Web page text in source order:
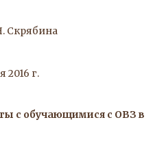
Скрябина
2016 г.
с обучающимися с ОВЗ в